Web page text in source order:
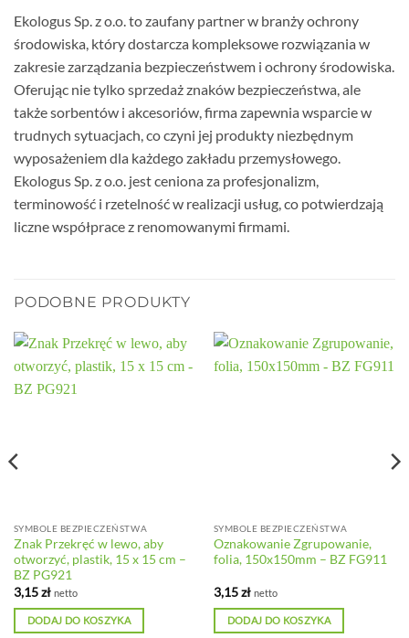
Ekologus Sp. z o.o. to zaufany partner w branży ochrony
środowiska, który dostarcza kompleksowe rozwiązania w
zakresie zarządzania bezpieczeństwem i ochrony środowiska.
Oferując nie tylko sprzedaż znaków bezpieczeństwa, ale
także sorbentów i akcesoriów, firma zapewnia wsparcie w
trudnych sytuacjach, co czyni jej produkty niezbędnym
wyposażeniem dla każdego zakładu przemysłowego.
Ekologus Sp. z o.o. jest ceniona za profesjonalizm,
terminowość i rzetelność w realizacji usług, co potwierdzają
liczne współprace z renomowanymi firmami.
PODOBNE PRODUKTY
SYMBOLE BEZPIECZEŃSTWA
Znak Przekręć w lewo, aby
otworzyć, plastik, 15 x 15 cm –
BZ PG921
3,15zł netto
DODAJ DO KOSZYKA
SYMBOLE BEZPIECZEŃSTWA
Oznakowanie Zgrupowanie,
folia, 150x150mm – BZ FG911
3,15zł netto
DODAJ DO KOSZYKA